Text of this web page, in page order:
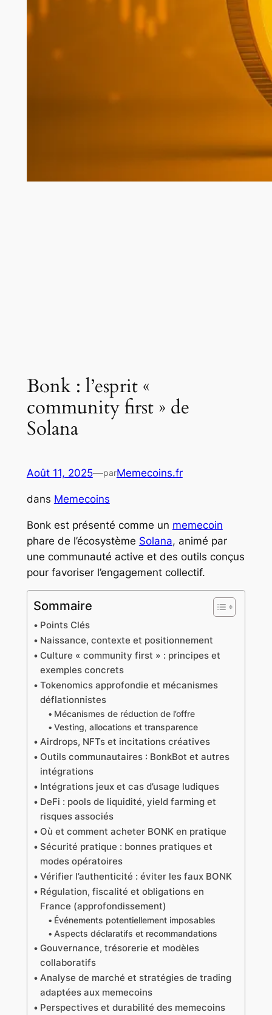
Bonk : l’esprit «
community first » de
Solana
Août 11, 2025—parMemecoins.fr
dans Memecoins
Bonk est présenté comme un memecoin
phare de l’écosystème Solana, animé par
une communauté active et des outils conçus
pour favoriser l’engagement collectif.
Sommaire
Points Clés
Naissance, contexte et positionnement
Culture « community first » : principes et
exemples concrets
Tokenomics approfondie et mécanismes
déflationnistes
Mécanismes de réduction de l’offre
Vesting, allocations et transparence
Airdrops, NFTs et incitations créatives
Outils communautaires : BonkBot et autres
intégrations
Intégrations jeux et cas d’usage ludiques
DeFi : pools de liquidité, yield farming et
risques associés
Où et comment acheter BONK en pratique
Sécurité pratique : bonnes pratiques et
modes opératoires
Vérifier l’authenticité : éviter les faux BONK
Régulation, fiscalité et obligations en
France (approfondissement)
Événements potentiellement imposables
Aspects déclaratifs et recommandations
Gouvernance, trésorerie et modèles
collaboratifs
Analyse de marché et stratégies de trading
adaptées aux memecoins
Perspectives et durabilité des memecoins